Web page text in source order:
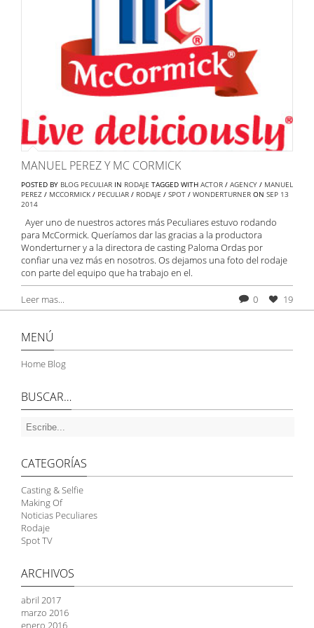
MANUEL PEREZ Y MC CORMICK
POSTED BY BLOG PECULIAR IN RODAJE TAGGED WITH ACTOR / AGENCY / MANUEL
PEREZ / MCCORMICK / PECULIAR / RODAJE / SPOT / WONDERTURNER ON SEP 13
2014
Ayer uno de nuestros actores más Peculiares estuvo rodando
para McCormick. Queríamos dar las gracias a la productora
Wonderturner y a la directora de casting Paloma Ordas por
confiar una vez más en nosotros. Os dejamos una foto del rodaje
con parte del equipo que ha trabajo en el.
Leer mas... 0 19
MENÚ
Home Blog
BUSCAR…
CATEGORÍAS
Casting & Selfie
Making Of
Noticias Peculiares
Rodaje
Spot TV
ARCHIVOS
abril 2017
marzo 2016
enero 2016